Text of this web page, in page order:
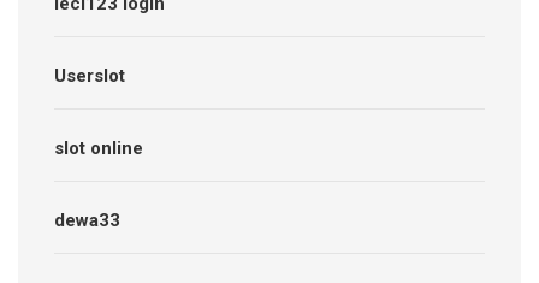
Userslot
slot online
dewa33